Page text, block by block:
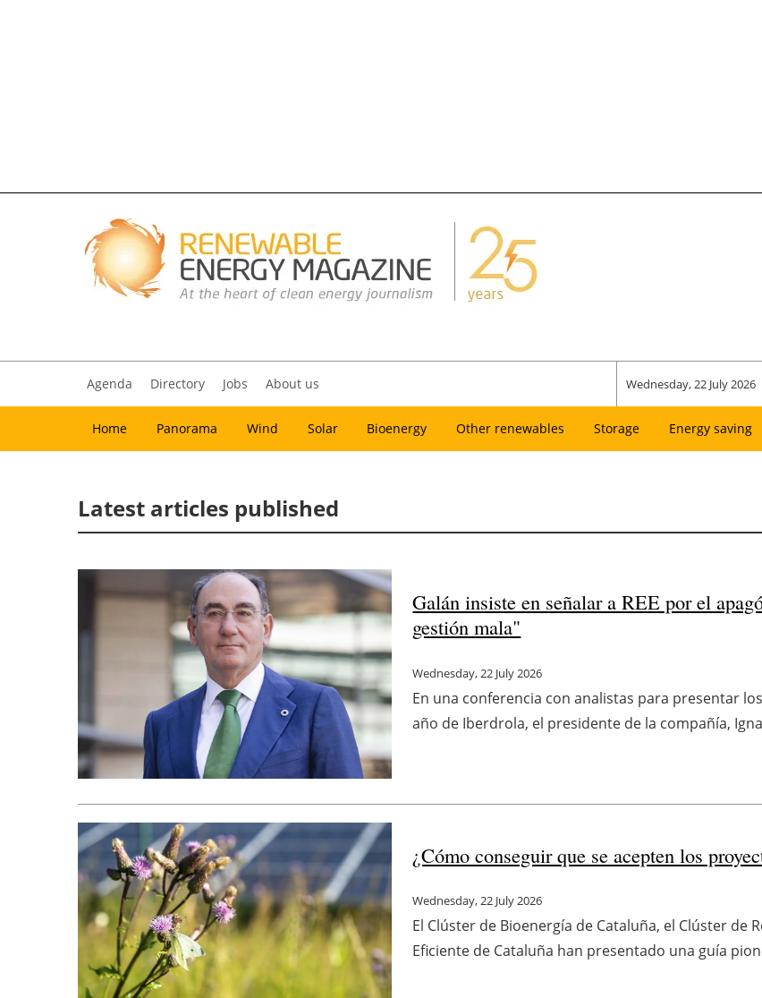
Agenda Directory Jobs About us Wednesday, 22 July 2026
Home Panorama Wind Solar Bioenergy Other renewables Storage Energy saving
Latest articles published
Galán insiste en señalar a REE por el
gestión mala"
Wednesday, 22 July 2026
En una conferencia con analistas para presentar
año de Iberdrola, el presidente de la compañía,
¿Cómo conseguir que se acepten los
Wednesday, 22 July 2026
El Clúster de Bioenergía de Cataluña, el Clúster de
Eficiente de Cataluña han presentado una guía